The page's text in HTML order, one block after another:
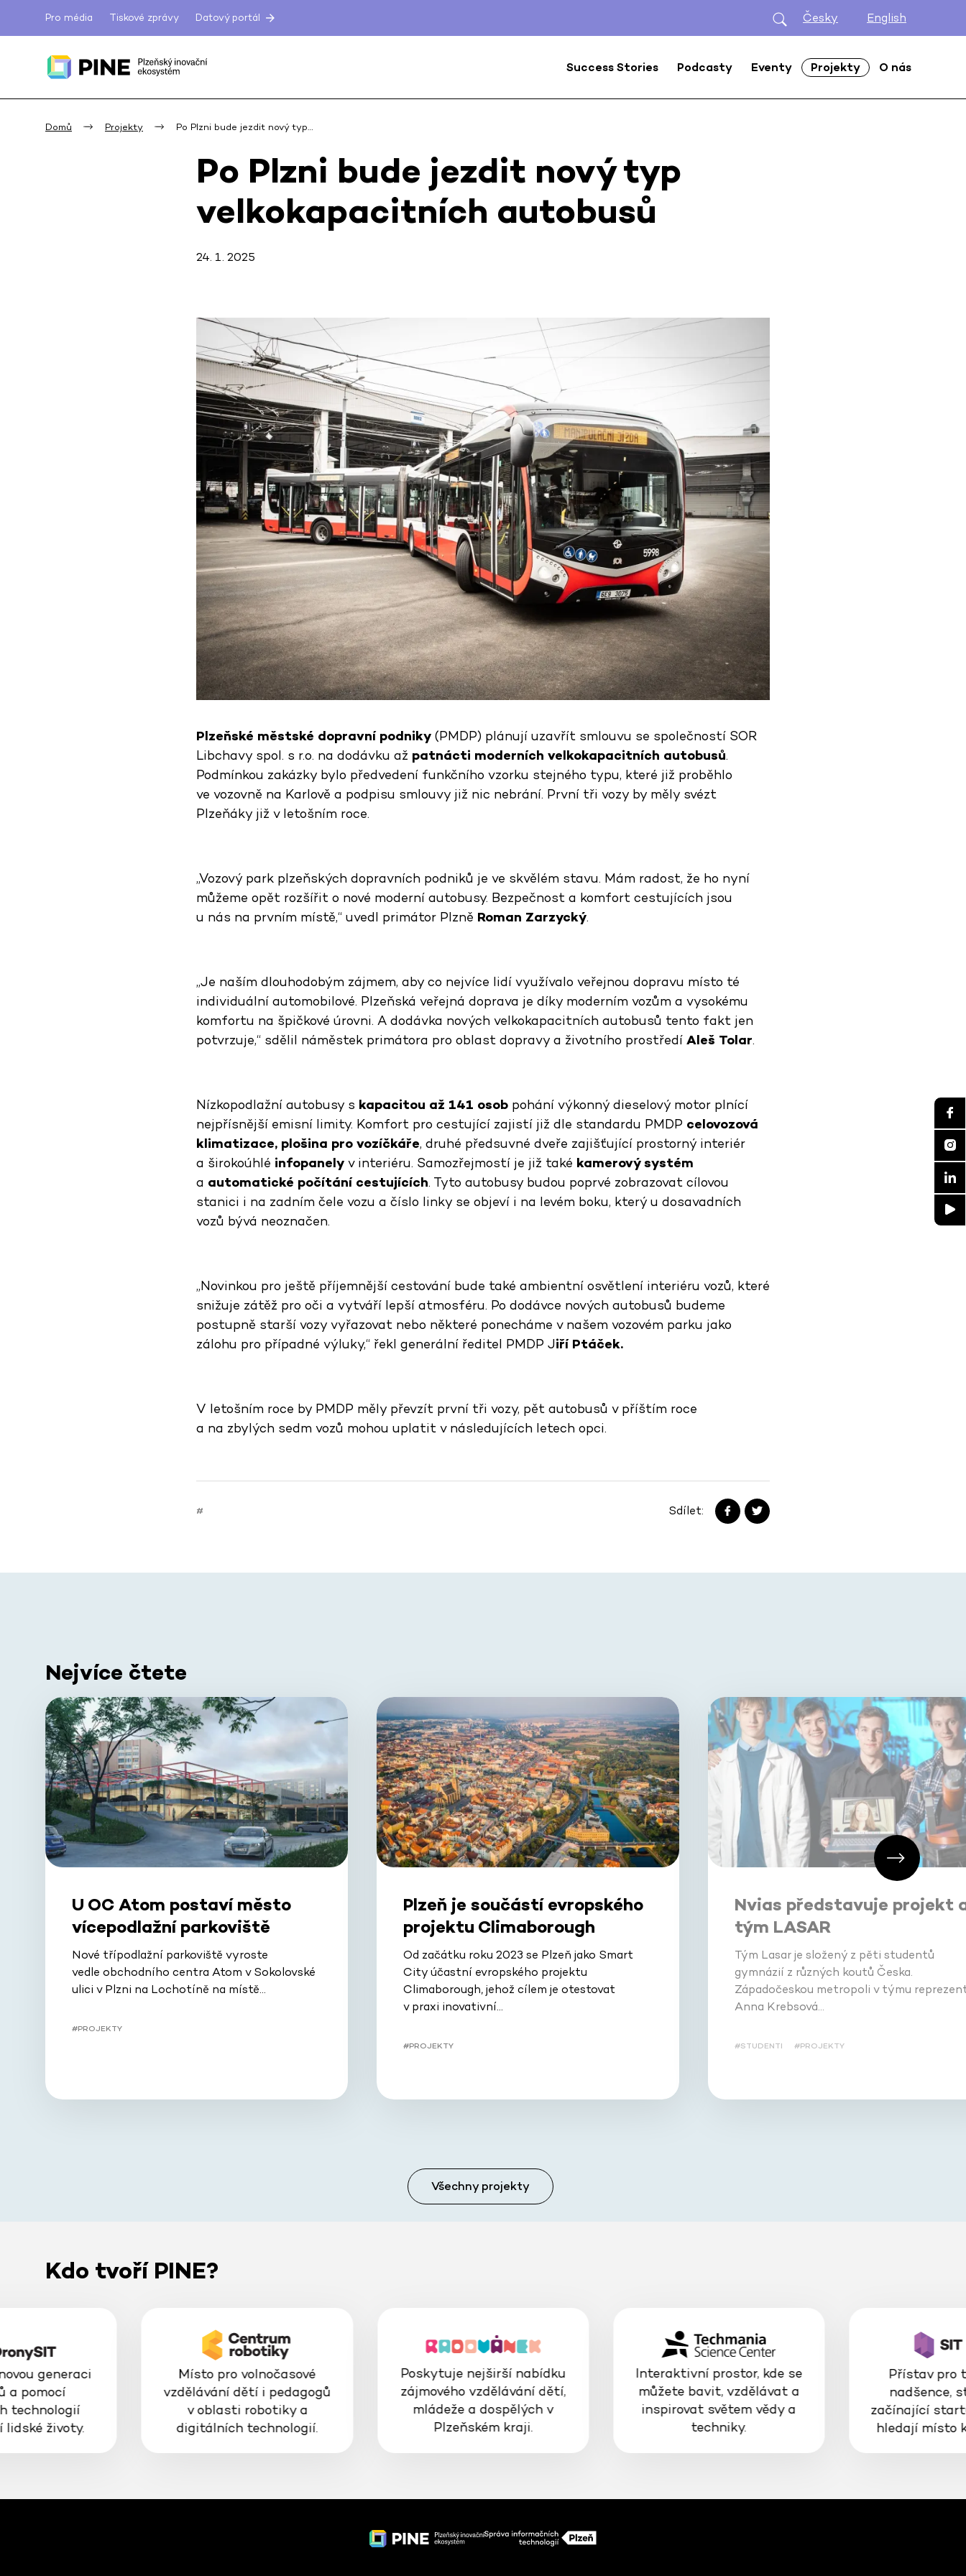
Pro média Tiskové zprávy Datový portál Česky English
Success Stories Podcasty Eventy Projekty O nás
Domů Projekty Po Plzni bude jezdit nový typ…
Po Plzni bude jezdit nový typ
velkokapacitních autobusů
24. 1. 2025
Plzeňské městské dopravní podniky(PMDP) plánují uzavřít smlouvu se společností SOR
Libchavy spol. s r.o. na dodávku až patnácti moderních velkokapacitních autobusů.
Podmínkou zakázky bylo předvedení funkčního vzorku stejného typu, které již proběhlo
ve vozovně na Karlově a podpisu smlouvy již nic nebrání. První tři vozy by měly svézt
Plzeňáky již v letošním roce.
„Vozový park plzeňských dopravních podniků je ve skvělém stavu. Mám radost, že ho nyní
můžeme opět rozšířit o nové moderní autobusy. Bezpečnost a komfort cestujících jsou
u nás na prvním místě,“ uvedl primátor Plzně Roman Zarzycký.
„Je naším dlouhodobým zájmem, aby co nejvíce lidí využívalo veřejnou dopravu místo té
individuální automobilové. Plzeňská veřejná doprava je díky moderním vozům a vysokému
komfortu na špičkové úrovni. A dodávka nových velkokapacitních autobusů tento fakt jen
potvrzuje,“ sdělil náměstek primátora pro oblast dopravy a životního prostředí Aleš Tolar.
Nízkopodlažní autobusy s kapacitou až 141 osobpohání výkonný dieselový motor plnící
nejpřísnější emisní limity. Komfort pro cestující zajistí již dle standardu PMDP celovozová
klimatizace, plošina pro vozíčkáře, druhé předsuvné dveře zajišťující prostorný interiér
a širokoúhlé infopanelyv interiéru. Samozřejmostí je již také kamerový systém
a automatické počítání cestujících. Tyto autobusy budou poprvé zobrazovat cílovou
stanici i na zadním čele vozu a číslo linky se objeví i na levém boku, který u dosavadních
vozů bývá neoznačen.
„Novinkou pro ještě příjemnější cestování bude také ambientní osvětlení interiéru vozů, které
snižuje zátěž pro oči a vytváří lepší atmosféru. Po dodávce nových autobusů budeme
postupně starší vozy vyřazovat nebo některé ponecháme v našem vozovém parku jako
zálohu pro případné výluky,“ řekl generální ředitel PMDP Jiří Ptáček.
V letošním roce by PMDP měly převzít první tři vozy, pět autobusů v příštím roce
a na zbylých sedm vozů mohou uplatit v následujících letech opci.
# Sdílet:
Nejvíce čtete
U OC Atom postaví město
vícepodlažní parkoviště
Nové třípodlažní parkoviště vyroste
vedle obchodního centra Atom v Sokolovské
ulici v Plzni na Lochotíně na místě…
#PROJEKTY
Plzeň je součástí evropského
projektu Climaborough
Od začátku roku 2023 se Plzeň jako Smart
City účastní evropského projektu
Climaborough, jehož cílem je otestovat
v praxi inovativní…
#PROJEKTY
Nvias představuje projekt
tým LASAR
Tým Lasar je složený z pěti studentů
gymnázií z různých koutů Česka.
Západočeskou metropoli v týmu
Anna Krebsová…
#STUDENTI #PROJEKTY
Všechny projekty
Kdo tvoří PINE?
generaci
a pomocí
technologií
lidské životy.
Místo pro volnočasové
vzdělávání dětí i pedagogů
v oblasti robotiky a
digitálních technologií.
Poskytuje nejširší nabídku
zájmového vzdělávání dětí,
mládeže a dospělých v
Plzeňském kraji.
Interaktivní prostor, kde se
můžete bavit, vzdělávat a
inspirovat světem vědy a
techniky.
Přístav pro
nadšence,
začínající
hledají místo